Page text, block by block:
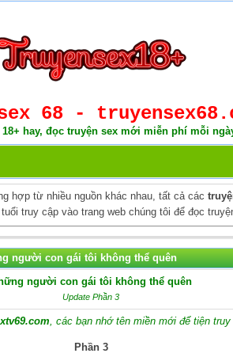
68 -
18+ hay, đọc truyện sex mới miễn phí mỗi
hợp từ nhiều nguồn khác nhau, tất cả các
truy cập vào trang web chúng tôi để đọc
người con gái tôi không thể quên
người con gái tôi không thể quên
Update Phần 3
, các bạn nhớ tên miền mới để tiện truy
Phần 3